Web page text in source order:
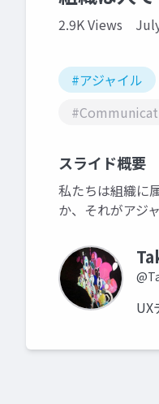
2.9K Views
#アジャイル
スライド概要
私たちは組織に
か、それがアジ
UX